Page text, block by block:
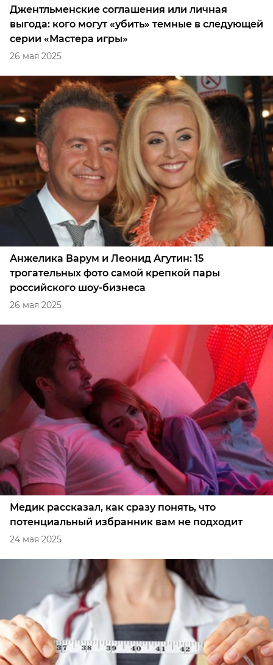
Джентльменские соглашения или личная
выгода: кого могут «убить» темные в следующей
серии «Мастера игры»
26 мая 2025
Анжелика Варум и Леонид Агутин: 15
трогательных фото самой крепкой пары
российского шоу-бизнеса
26 мая 2025
Медик рассказал, как сразу понять, что
потенциальный избранник вам не подходит
24 мая 2025